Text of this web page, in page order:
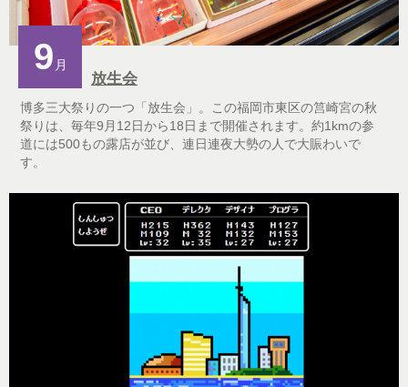
9 月
放生会
博多三大祭りの一つ「放生会」。この福岡市東区の筥崎宮の秋
祭りは、毎年9月12日から18日まで開催されます。約1kmの参
道には500もの露店が並び、連日連夜大勢の人で大賑わいで
す。